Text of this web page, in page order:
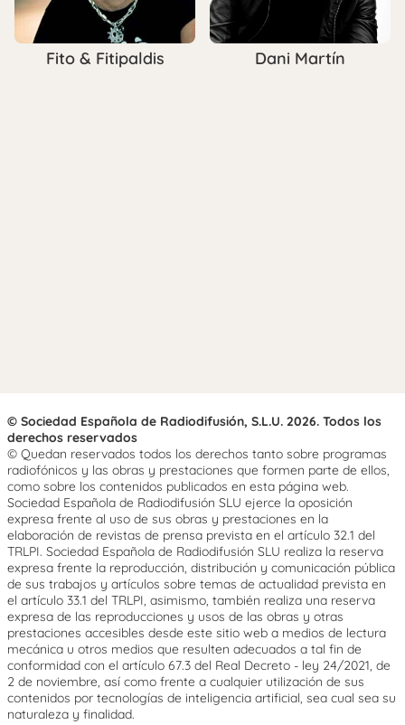
Fito & Fitipaldis Dani Martín
© Sociedad Española de Radiodifusión, S.L.U. 2026. Todos los
derechos reservados
© Quedan reservados todos los derechos tanto sobre programas
radiofónicos y las obras y prestaciones que formen parte de ellos,
como sobre los contenidos publicados en esta página web.
Sociedad Española de Radiodifusión SLU ejerce la oposición
expresa frente al uso de sus obras y prestaciones en la
elaboración de revistas de prensa prevista en el artículo 32.1 del
TRLPI. Sociedad Española de Radiodifusión SLU realiza la reserva
expresa frente la reproducción, distribución y comunicación pública
de sus trabajos y artículos sobre temas de actualidad prevista en
el artículo 33.1 del TRLPI, asimismo, también realiza una reserva
expresa de las reproducciones y usos de las obras y otras
prestaciones accesibles desde este sitio web a medios de lectura
mecánica u otros medios que resulten adecuados a tal fin de
conformidad con el artículo 67.3 del Real Decreto - ley 24/2021, de
2 de noviembre, así como frente a cualquier utilización de sus
contenidos por tecnologías de inteligencia artificial, sea cual sea su
naturaleza y finalidad.